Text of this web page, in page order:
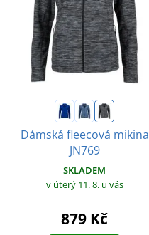
Dámská fleecová mikina
JN769
SKLADEM
v úterý 11. 8. u vás
879 Kč